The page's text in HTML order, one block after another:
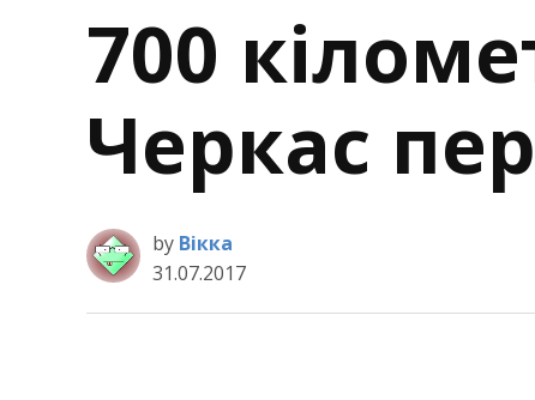
700
Черкас
by Вікка
31.07.2017